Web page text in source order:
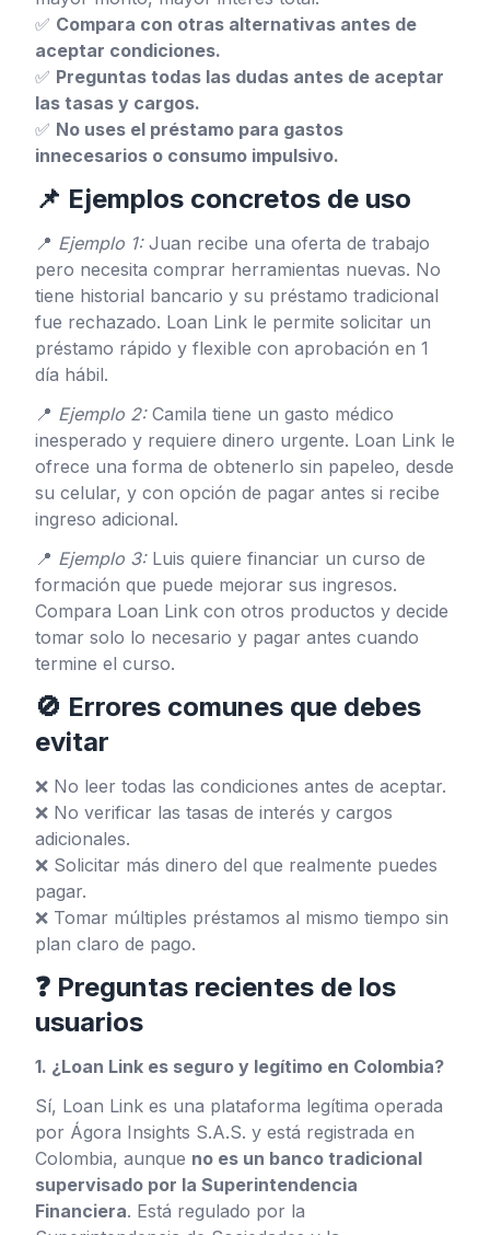
✅ Compara con otras alternativas antes de
aceptar condiciones.
✅ Preguntas todas las dudas antes de aceptar
las tasas y cargos.
✅ No uses el préstamo para gastos
innecesarios o consumo impulsivo.
📌 Ejemplos concretos de uso
📍 Ejemplo 1:Juan recibe una oferta de trabajo
pero necesita comprar herramientas nuevas. No
tiene historial bancario y su préstamo tradicional
fue rechazado. Loan Link le permite solicitar un
préstamo rápido y flexible con aprobación en 1
día hábil.
📍 Ejemplo 2:Camila tiene un gasto médico
inesperado y requiere dinero urgente. Loan Link le
ofrece una forma de obtenerlo sin papeleo, desde
su celular, y con opción de pagar antes si recibe
ingreso adicional.
📍 Ejemplo 3:Luis quiere financiar un curso de
formación que puede mejorar sus ingresos.
Compara Loan Link con otros productos y decide
tomar solo lo necesario y pagar antes cuando
termine el curso.
🚫 Errores comunes que debes
evitar
❌ No leer todas las condiciones antes de aceptar.
❌ No verificar las tasas de interés y cargos
adicionales.
❌ Solicitar más dinero del que realmente puedes
pagar.
❌ Tomar múltiples préstamos al mismo tiempo sin
plan claro de pago.
❓ Preguntas recientes de los
usuarios
1. ¿Loan Link es seguro y legítimo en Colombia?
Sí, Loan Link es una plataforma legítima operada
por Ágora Insights S.A.S. y está registrada en
Colombia, aunque no es un banco tradicional
supervisado por la Superintendencia
Financiera. Está regulado por la